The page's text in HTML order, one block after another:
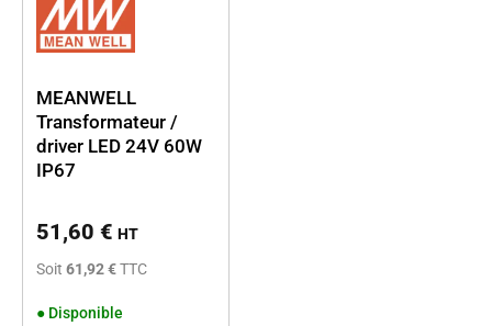
MEANWELL
Transformateur /
driver LED 24V 60W
IP67
51,60 € HT
Soit 61,92 €TTC
● Disponible